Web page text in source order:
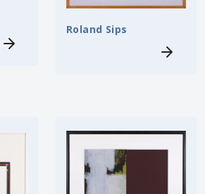
Roland Sips